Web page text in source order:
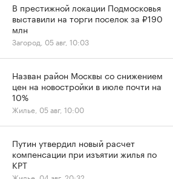
В престижной локации Подмосковья
выставили на торги поселок за ₽190
млн
Загород, 05 авг, 10:03
Назван район Москвы со снижением
цен на новостройки в июле почти на
10%
Жилье, 05 авг, 10:00
Путин утвердил новый расчет
компенсации при изъятии жилья по
КРТ